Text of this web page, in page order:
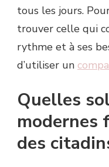
tous les jours.
trouver celle qui
rythme et à ses
d’utiliser un
Quelles
modernes
des